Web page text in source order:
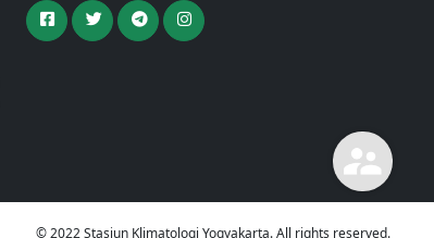
© 2022 Stasiun Klimatologi Yogyakarta. All rights reserved.